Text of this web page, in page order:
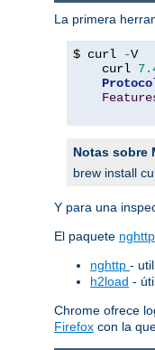
La primera
$ curl -V
    curl
Notas sobre
brew install
Y para una
El paquete
nghttp -
h2load -
Chrome ofrece
Firefox con la